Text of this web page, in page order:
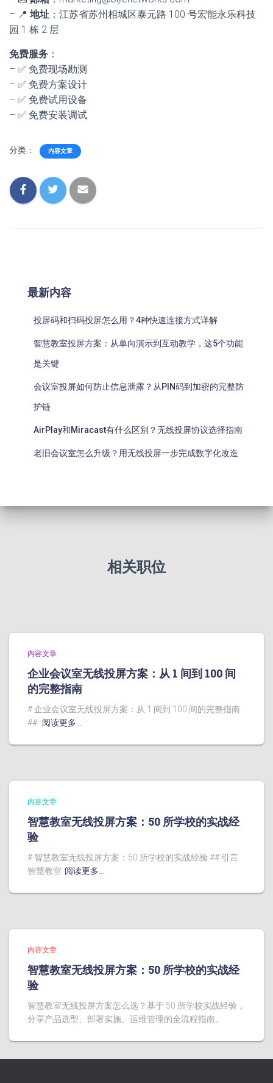
– 📍 地址 ：江苏省苏州相城区泰元路 100 号宏能永乐科技
园 1 栋 2 层
免费服务 ：
– ✅ 免费现场勘测
– ✅ 免费方案设计
– ✅ 免费试用设备
– ✅ 免费安装调试
分类： 内容文章
最新内容
投屏码和扫码投屏怎么用？4种快速连接方式详解
智慧教室投屏方案：从单向演示到互动教学，这5个功能
是关键
会议室投屏如何防止信息泄露？从PIN码到加密的完整防
护链
AirPlay和Miracast有什么区别？无线投屏协议选择指南
老旧会议室怎么升级？用无线投屏一步完成数字化改造
相关职位
内容文章
企业会议室无线投屏方案：从 1 间到 100 间
的完整指南
# 企业会议室无线投屏方案：从 1 间到 100 间的完整指南
## 阅读更多…
内容文章
智慧教室无线投屏方案：50 所学校的实战经
验
# 智慧教室无线投屏方案：50 所学校的实战经验 ## 引言
智慧教室 阅读更多…
内容文章
智慧教室无线投屏方案：50 所学校的实战经
验
智慧教室无线投屏方案怎么选？基于 50 所学校实战经验，
分享产品选型、部署实施、运维管理的全流程指南。